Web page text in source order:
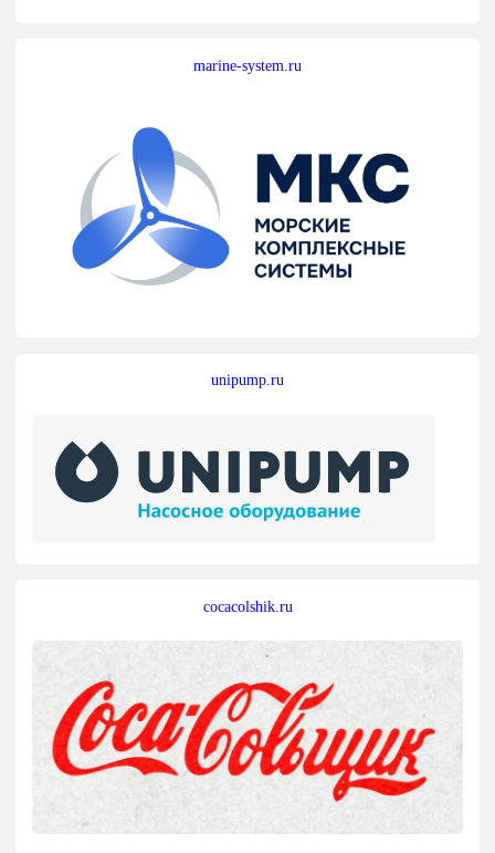
marine-system.ru
unipump.ru
cocacolshik.ru